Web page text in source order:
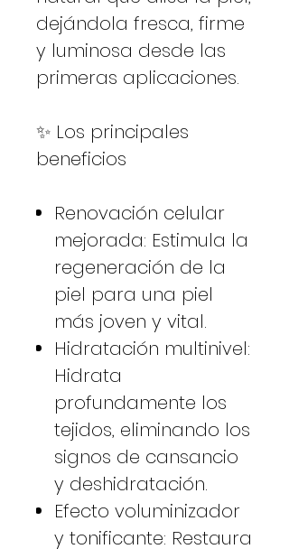
dejándola fresca, firme
y luminosa desde las
primeras aplicaciones.
✨ Los principales
beneficios
Renovación celular
mejorada: Estimula la
regeneración de la
piel para una piel
más joven y vital.
Hidratación multinivel:
Hidrata
profundamente los
tejidos, eliminando los
signos de cansancio
y deshidratación.
Efecto voluminizador
y tonificante: Restaura